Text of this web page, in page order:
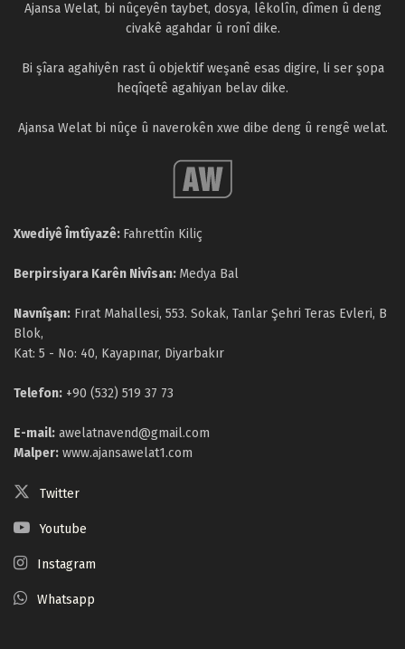
Ajansa Welat, bi nûçeyên taybet, dosya, lêkolîn, dîmen û deng
civakê agahdar û ronî dike.
Bi şîara agahiyên rast û objektif weşanê esas digire, li ser şopa
heqîqetê agahiyan belav dike.
Ajansa Welat bi nûçe û naverokên xwe dibe deng û rengê welat.
Xwediyê Îmtîyazê: Fahrettîn Kiliç
Berpirsiyara Karên Nivîsan: Medya Bal
Navnîşan: Fırat Mahallesi, 553. Sokak, Tanlar Şehri Teras Evleri, B
Blok,
Kat: 5 - No: 40, Kayapınar, Diyarbakır
Telefon: +90 (532) 519 37 73
E-mail: awelatnavend@gmail.com
Malper: www.ajansawelat1.com
Twitter
Youtube
Instagram
Whatsapp